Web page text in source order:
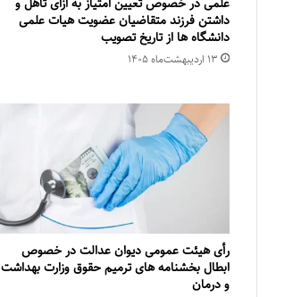
داشتن فرزند متقاضیان عضویت هیات علمی
دانشگاه ها از تاریخ تصویب
۱۳ اردیبهشت‌ماه ۱۴۰۵
رأی هیئت عمومی دیوان عدالت در خصوص
ابطال بخشنامه های ترمیم حقوق وزارت بهداشت
و درمان